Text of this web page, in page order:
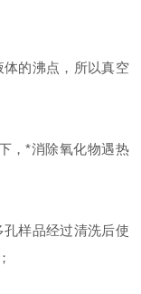
的沸点，所以真空
*消除氧化物遇热
样品经过清洗后使